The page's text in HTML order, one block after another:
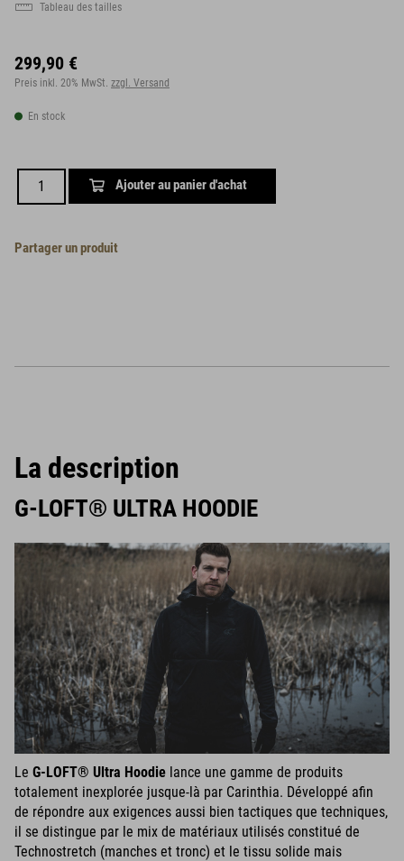
Tableau des tailles
299,90 €
Preis inkl. 20% MwSt. zzgl. Versand
En stock
Ajouter au panier d'achat
Partager un produit
La description
G-LOFT® ULTRA HOODIE
Le G-LOFT® Ultra Hoodie lance une gamme de produits
totalement inexplorée jusque-là par Carinthia. Développé afin
de répondre aux exigences aussi bien tactiques que techniques,
il se distingue par le mix de matériaux utilisés constitué de
Technostretch (manches et tronc) et le tissu solide mais